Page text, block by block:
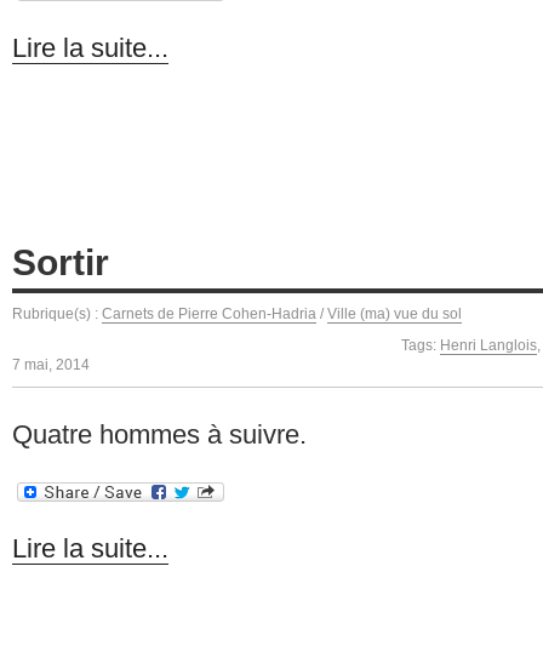
Lire la suite...
Sortir
Rubrique(s) : Carnets de Pierre Cohen-Hadria / Ville (ma) vue du sol
Tags: Henri Langlois
7 mai, 2014
Quatre hommes à suivre.
Lire la suite...